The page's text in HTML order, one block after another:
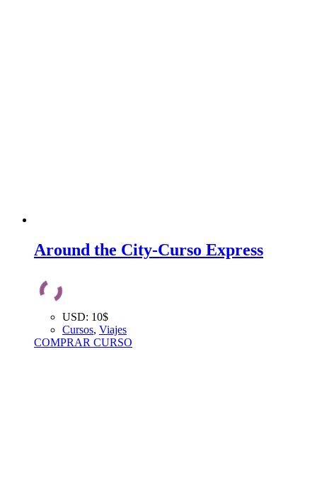
Around the City-Curso Express
USD: 10$
Cursos, Viajes
COMPRAR CURSO